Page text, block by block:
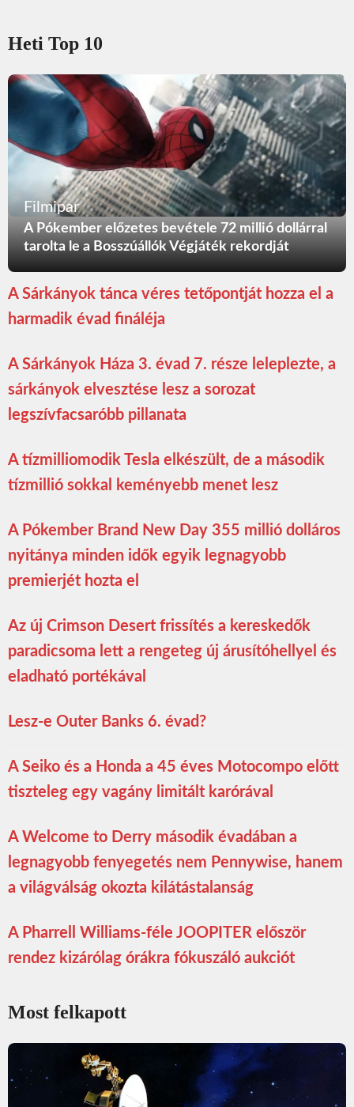
Heti Top 10
Filmipar
A Pókember előzetes bevétele 72 millió dollárral
tarolta le a Bosszúállók Végjáték rekordját
A Sárkányok tánca véres tetőpontját hozza el a
harmadik évad fináléja
A Sárkányok Háza 3. évad 7. része leleplezte, a
sárkányok elvesztése lesz a sorozat
legszívfacsaróbb pillanata
A tízmilliomodik Tesla elkészült, de a második
tízmillió sokkal keményebb menet lesz
A Pókember Brand New Day 355 millió dolláros
nyitánya minden idők egyik legnagyobb
premierjét hozta el
Az új Crimson Desert frissítés a kereskedők
paradicsoma lett a rengeteg új árusítóhellyel és
eladható portékával
Lesz-e Outer Banks 6. évad?
A Seiko és a Honda a 45 éves Motocompo előtt
tiszteleg egy vagány limitált karórával
A Welcome to Derry második évadában a
legnagyobb fenyegetés nem Pennywise, hanem
a világválság okozta kilátástalanság
A Pharrell Williams-féle JOOPITER először
rendez kizárólag órákra fókuszáló aukciót
Most felkapott